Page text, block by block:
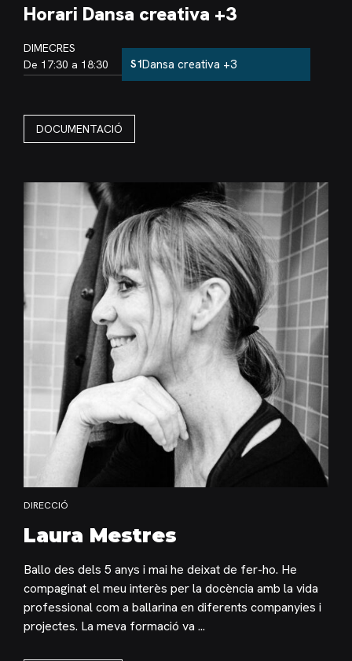
Horari Dansa creativa +3
DIMECRES
De 17:30 a 18:30
Aula:
S1Dansa creativa +3
DOCUMENTACIÓ
DIRECCIÓ
Laura Mestres
Ballo des dels 5 anys i mai he deixat de fer-ho. He
compaginat el meu interès per la docència amb la vida
professional com a ballarina en diferents companyies i
projectes. La meva formació va ...